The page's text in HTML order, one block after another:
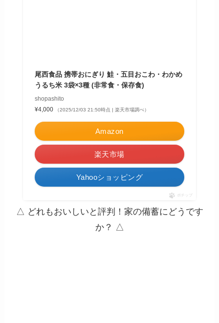
尾西食品 携帯おにぎり 鮭・五目おこわ・わかめ
うるち米 3袋×3種 (非常食・保存食)
shopashito
¥4,000
（2025/12/03 21:50時点 | 楽天市場調べ）
Amazon
楽天市場
Yahooショッピング
ポチップ
△ どれもおいしいと評判！家の備蓄にどうです
か？ △